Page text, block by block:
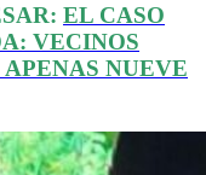
EL CASO
VECINOS
NUEVE